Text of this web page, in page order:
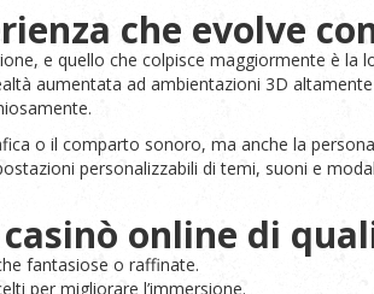
che evolve
e quello che colpisce maggiormente è
aumentata ad ambientazioni 3D
o il comparto sonoro, ma anche la
personalizzabili di temi, suoni e
online di
fantasiose o raffinate.
per migliorare l’immersione.